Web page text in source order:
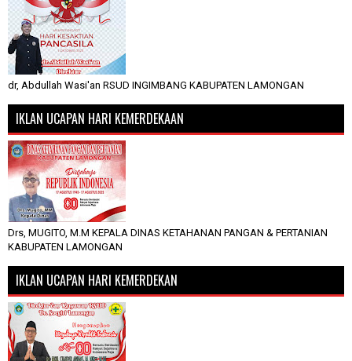
dr, Abdullah Wasi'an RSUD INGIMBANG KABUPATEN LAMONGAN
IKLAN UCAPAN HARI KEMERDEKAAN
Drs, MUGITO, M.M KEPALA DINAS KETAHANAN PANGAN & PERTANIAN
KABUPATEN LAMONGAN
IKLAN UCAPAN HARI KEMERDEKAN